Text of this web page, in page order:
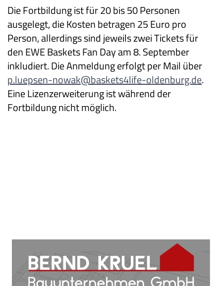
Die Fortbildung ist für 20 bis 50 Personen
ausgelegt, die Kosten betragen 25 Euro pro
Person, allerdings sind jeweils zwei Tickets für
den EWE Baskets Fan Day am 8. September
inkludiert. Die Anmeldung erfolgt per Mail über
p.luepsen-nowak@baskets4life-oldenburg.de.
Eine Lizenzerweiterung ist während der
Fortbildung nicht möglich.